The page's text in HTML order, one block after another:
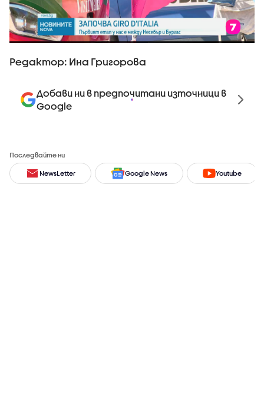
Редактор: Ина Григорова
Добави ни в предпочитани източници в
Google
Последвайте ни
NewsLetter Google News Youtube